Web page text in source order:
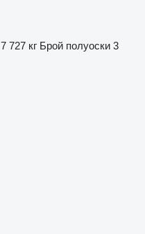
7 727 кг Брой полуоски 3